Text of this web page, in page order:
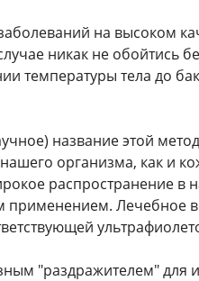
на высоком
никак не обойтись
температуры тела до
название этой
организма, как и
распространение в
Лечебное
"раздражителем" для